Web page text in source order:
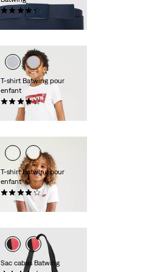
25,00 €
T-shirt Batwing pour
enfant
(62)
16,00 €
T-shirt Batwing pour
enfant
(13)
18,00 €
Sac cabas Batwing